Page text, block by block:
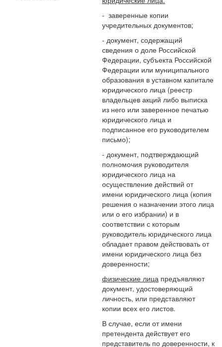
- заверенные копии
учредительных документов;
- документ, содержащий
сведения о доле Российской
Федерации, субъекта Российской
Федерации или муниципального
образования в уставном капитале
юридического лица (реестр
владельцев акций либо выписка
из него или заверенное печатью
юридического лица и
подписанное его руководителем
письмо);
- документ, подтверждающий
полномочия руководителя
юридического лица на
осуществление действий от
имени юридического лица (копия
решения о назначении этого лица
или о его избрании) и в
соответствии с которым
руководитель юридического лица
обладает правом действовать от
имени юридического лица без
доверенности;
физические лица предъявляют
документ, удостоверяющий
личность, или представляют
копии всех его листов.
В случае, если от имени
претендента действует его
представитель по доверенности, к